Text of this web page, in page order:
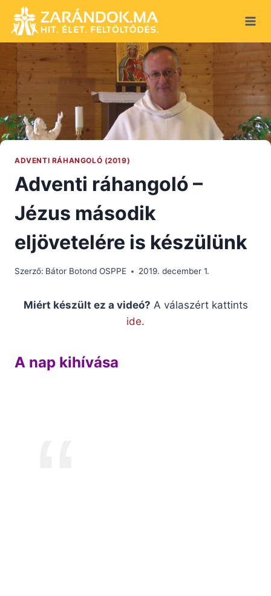
content
ADVENTI RÁHANGOLÓ (2019)
Adventi ráhangoló –
Jézus második
eljövetelére is készülünk
Szerző: Bátor Botond OSPPE 2019. december 1.
Miért készült ez a videó? A válaszért kattints
ide.
A nap kihívása